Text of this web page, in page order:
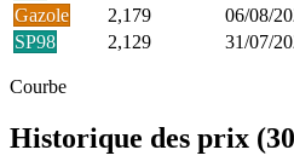
Gazole
2,179
06/08/
SP98
2,129 31/07/
Courbe
Historique des prix